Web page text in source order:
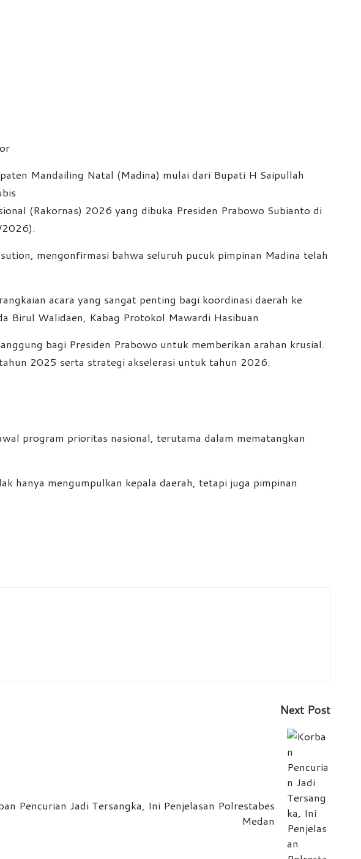
Mandailing Natal (Madina) mulai dari Bupati H Saipullah
(Rakornas) 2026 yang dibuka Presiden Prabowo Subianto di
mengonfirmasi bahwa seluruh pucuk pimpinan Madina telah
acara yang sangat penting bagi koordinasi daerah ke
Birul Walidaen, Kabag Protokol Mawardi Hasibuan
bagi Presiden Prabowo untuk memberikan arahan krusial.
2025 serta strategi akselerasi untuk tahun 2026.
program prioritas nasional, terutama dalam mematangkan
hanya mengumpulkan kepala daerah, tetapi juga pimpinan
Next Post
Pencurian Jadi Tersangka, Ini Penjelasan Polrestabes
Medan